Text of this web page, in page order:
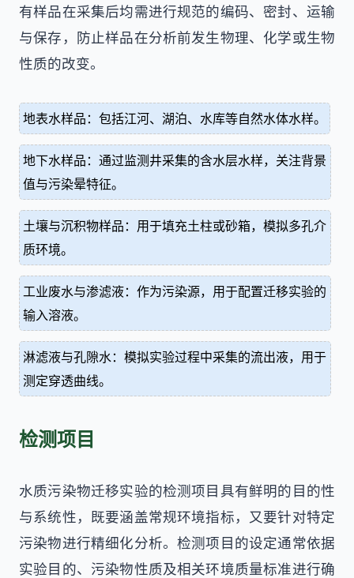
有样品在采集后均需进行规范的编码、密封、运输
与保存，防止样品在分析前发生物理、化学或生物
性质的改变。
地表水样品：包括江河、湖泊、水库等自然水体水样。
地下水样品：通过监测井采集的含水层水样，关注背景
值与污染晕特征。
土壤与沉积物样品：用于填充土柱或砂箱，模拟多孔介
质环境。
工业废水与渗滤液：作为污染源，用于配置迁移实验的
输入溶液。
淋滤液与孔隙水：模拟实验过程中采集的流出液，用于
测定穿透曲线。
检测项目
水质污染物迁移实验的检测项目具有鲜明的目的性
与系统性，既要涵盖常规环境指标，又要针对特定
污染物进行精细化分析。检测项目的设定通常依据
实验目的、污染物性质及相关环境质量标准进行确